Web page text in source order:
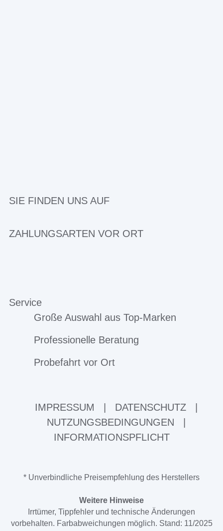
SIE FINDEN UNS AUF
ZAHLUNGSARTEN VOR ORT
Service
Große Auswahl aus Top-Marken
Professionelle Beratung
Probefahrt vor Ort
IMPRESSUM DATENSCHUTZ
NUTZUNGSBEDINGUNGEN
INFORMATIONSPFLICHT
* Unverbindliche Preisempfehlung des Herstellers
Weitere Hinweise
Irrtümer, Tippfehler und technische Änderungen
vorbehalten. Farbabweichungen möglich. Stand: 11/2025